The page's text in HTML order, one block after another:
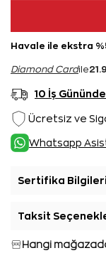
Havale ile ekstra
Diamond Cardile
10 İş
Ücretsiz ve
Whatsapp
Sertifika Bilgileri
Taksit
Hangi